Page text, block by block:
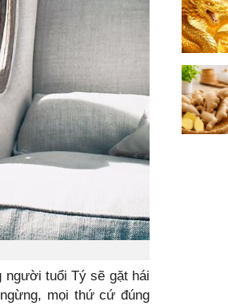
người tuổi Tý sẽ gặt hái
mọi thứ cứ đúng